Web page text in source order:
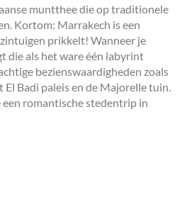
muntthee die op traditionele
Kortom: Marrakech is een
prikkelt! Wanneer je
die als het ware één labyrint
bezienswaardigheden zoals
Badi paleis en de Majorelle tuin.
een romantische stedentrip in